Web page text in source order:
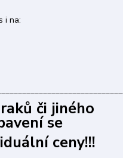
i na:
či jiného
se
ceny!!!